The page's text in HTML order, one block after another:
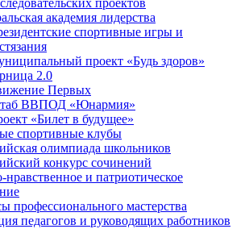
проектов
академия лидерства
спортивные игры и
проект «Будь здоров»
2.0
Первых
ВВПОД «Юнармия»
«Билет в будущее»
спортивные клубы
олимпиада школьников
конкурс сочинений
нравственное и патриотическое
профессионального мастерства
педагогов и руководящих работников